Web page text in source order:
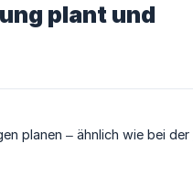
plant und
planen – ähnlich wie bei der